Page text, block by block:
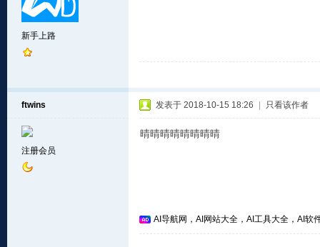
新手上路
ftwins
注册会员
发表于 2018-10-15 18:26 只看该作者
晴晴晴晴晴晴晴晴
AI导航网，AI网站大全，AI工具大全，AI软